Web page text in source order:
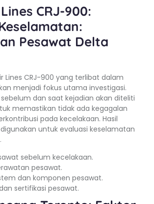
CRJ-900:
Pesawat Delta
Lines CRJ-900 yang terlibat dalam
menjadi fokus utama investigasi.
dan saat kejadian akan diteliti
memastikan tidak ada kegagalan
pada kecelakaan. Hasil
untuk evaluasi keselamatan
sebelum kecelakaan.
pesawat.
dan komponen pesawat.
sertifikasi pesawat.